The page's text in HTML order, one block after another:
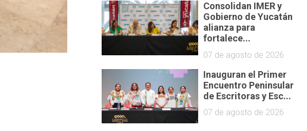
Consolidan IMER y
Gobierno de Yucatán
alianza para
fortalece...
07 de agosto de 2026
Inauguran el Primer
Encuentro Peninsular
de Escritoras y Esc...
07 de agosto de 2026